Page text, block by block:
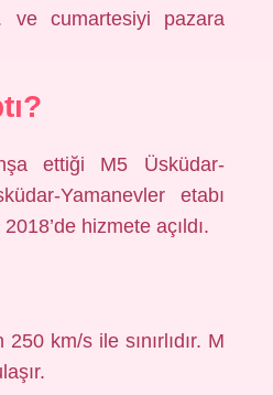
ve cumartesiyi pazara
ettiği M5 Üsküdar-
Yamanevler etabı
hizmete açıldı.
km/s ile sınırlıdır. M